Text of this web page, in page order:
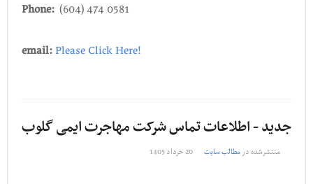
Phone: (604) 474 0581
email:Please ClickHere!
جدید - اطلاعات تماس شرکت مهاجرت ایمی گلوب
منتشرشده درمطالب سایت 20 خرداد 1405